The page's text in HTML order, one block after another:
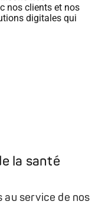
nos clients et nos
digitales qui
la santé
au service de nos